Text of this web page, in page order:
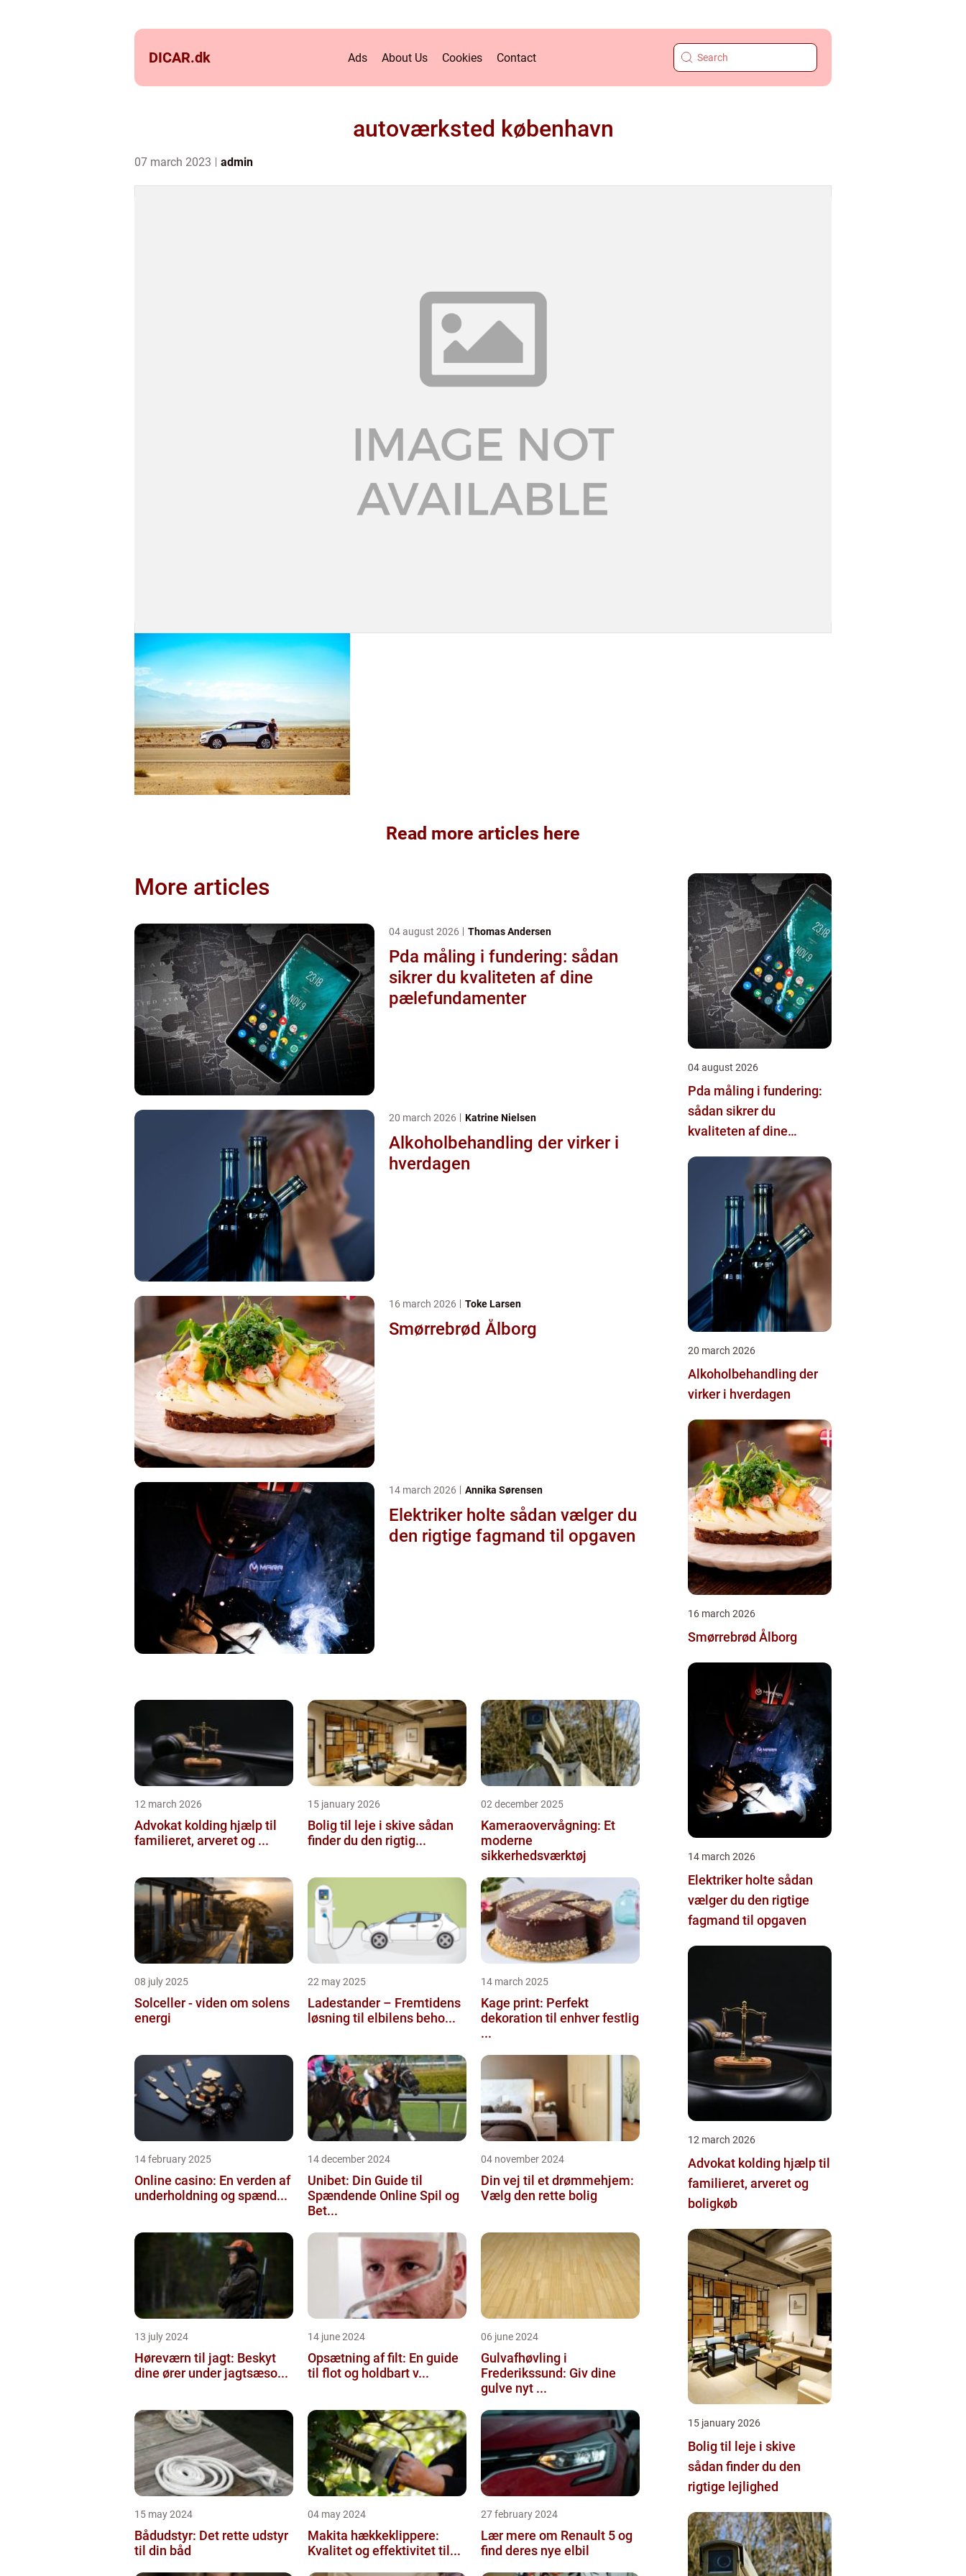
DICAR.dk Ads About Us Cookies Contact
autoværksted københavn
07 march 2023 admin
Read more articles here
More articles
04 august 2026 Thomas Andersen
Pda måling i fundering: sådan
sikrer du kvaliteten af dine
pælefundamenter
20 march 2026 Katrine Nielsen
Alkoholbehandling der virker i
hverdagen
16 march 2026 Toke Larsen
Smørrebrød Ålborg
14 march 2026 Annika Sørensen
Elektriker holte sådan vælger du
den rigtige fagmand til opgaven
12 march 2026
Advokat kolding hjælp til
familieret, arveret og ...
15 january 2026
Bolig til leje i skive sådan
finder du den rigtig...
02 december 2025
Kameraovervågning: Et
moderne
sikkerhedsværktøj
08 july 2025
Solceller - viden om solens
energi
22 may 2025
Ladestander – Fremtidens
løsning til elbilens beho...
14 march 2025
Kage print: Perfekt
dekoration til enhver festlig
...
14 february 2025
Online casino: En verden af
underholdning og spænd...
14 december 2024
Unibet: Din Guide til
Spændende Online Spil og
Bet...
04 november 2024
Din vej til et drømmehjem:
Vælg den rette bolig
13 july 2024
Høreværn til jagt: Beskyt
dine ører under jagtsæso...
14 june 2024
Opsætning af filt: En guide
til flot og holdbart v...
06 june 2024
Gulvafhøvling i
Frederikssund: Giv dine
gulve nyt ...
15 may 2024
Bådudstyr: Det rette udstyr
til din båd
04 may 2024
Makita hækkeklippere:
Kvalitet og effektivitet til...
27 february 2024
Lær mere om Renault 5 og
find deres nye elbil
04 august 2026
Pda måling i fundering:
sådan sikrer du
kvaliteten af dine
20 march 2026
Alkoholbehandling der
virker i hverdagen
16 march 2026
Smørrebrød Ålborg
14 march 2026
Elektriker holte sådan
vælger du den rigtige
fagmand til opgaven
12 march 2026
Advokat kolding hjælp til
familieret, arveret og
boligkøb
15 january 2026
Bolig til leje i skive
sådan finder du den
rigtige lejlighed